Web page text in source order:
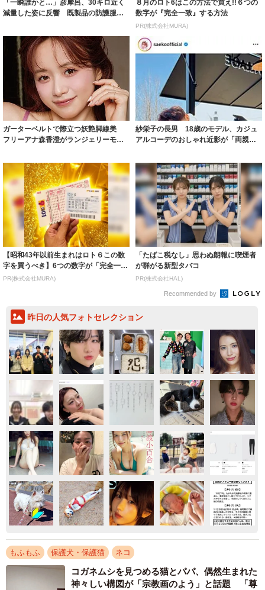
「一瞬誰かと…」彦摩呂、30キロ近く
減量した姿に反響 既製品の防護服が
８月のロト6はこの方法で買え!!６つの
数字が『完全一致』する方法
PR(株式会社MURA)
ガーターベルトで際立つ妖艶脚線美
フリーアナ森香澄がランジェリーモデ
紗栄子の長男 18歳のモデル、カジュ
アルコーデのおしゃれ近影が「両親の
【昭和43年以前生まれはロト６この数
字を買うべき】6つの数字が「完全一
致」する方...
PR(株式会社MURA)
「たばこ税なし」思わぬ朗報に喫煙者
が群がる新型タバコ
PR(株式会社HAL)
Recommended by
昨日の人気フォトセレクション
もふもふ 保護犬・保護猫 ネコ
コガネムシを見つめる猫とパパ、偶然生まれた
神々しい構図が「宗教画のよう」と話題 「尊